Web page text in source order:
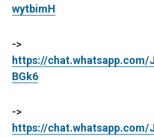
wytbimH
->
https://chat.whatsapp.com/
BGk6
->
https://chat.whatsapp.com/